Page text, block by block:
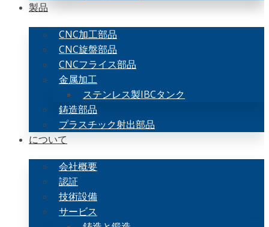
製品
CNC加工部品
CNC旋盤部品
CNCフライス部品
金属加工
ステンレス製IBCタンク
鋳造部品
プラスチック射出部品
について
会社概要
認証
技術設備
サービス